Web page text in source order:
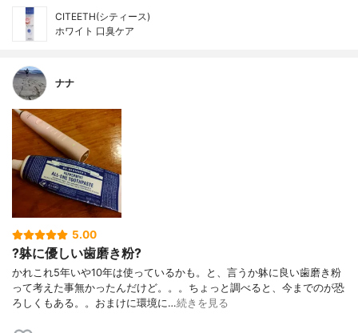
CITEETH(シティース)
ホワイト 口臭ケア
ナナ
5.00
?躰に優しい歯磨き粉?
かれこれ5年いや10年は使っているかも。と、言うか躰に良い歯磨き粉
って考えた事無かったんだけど。。。ちょっと調べると、今までのが恐
ろしくもある。。おまけに環境に…続きを見る